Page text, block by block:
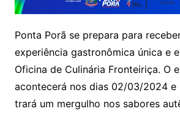
Ponta Porã se prepara para
experiência gastronômica única e
Oficina de Culinária Fronteiriça. O
acontecerá nos dias 02/03/2024
trará um mergulho nos sabores